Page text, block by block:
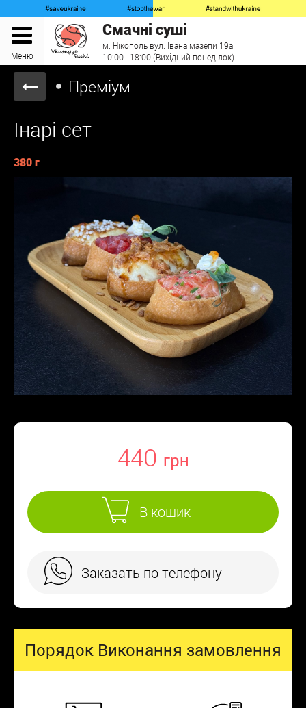
Меню
Смачні суші
м. Нікополь вул. Івана мазепи 19а
10:00 - 18:00 (Вихідний понеділок)
Преміум
Інарі сет
380 г
440
В кошик
Заказать по телефону
Порядок Виконання замовлення